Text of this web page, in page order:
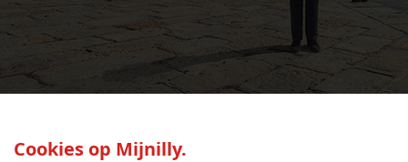
Cookies op Mijnilly.